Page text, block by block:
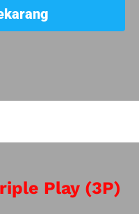
Play (3P)